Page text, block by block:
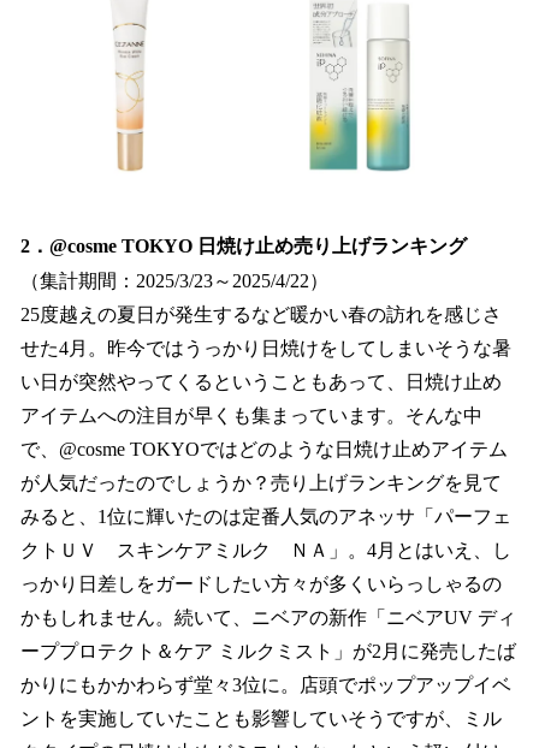
2．@cosme TOKYO 日焼け止め売り上げランキング
（集計期間：2025/3/23～2025/4/22）
25度越えの夏日が発生するなど暖かい春の訪れを感じさ
せた4月。昨今ではうっかり日焼けをしてしまいそうな暑
い日が突然やってくるということもあって、日焼け止め
アイテムへの注目が早くも集まっています。そんな中
で、@cosme TOKYOではどのような日焼け止めアイテム
が人気だったのでしょうか？売り上げランキングを見て
みると、1位に輝いたのは定番人気のアネッサ「パーフェ
クトＵＶ スキンケアミルク ＮＡ」。4月とはいえ、し
っかり日差しをガードしたい方々が多くいらっしゃるの
かもしれません。続いて、ニベアの新作「ニベアUV ディ
ーププロテクト＆ケア ミルクミスト」が2月に発売したば
かりにもかかわらず堂々3位に。店頭でポップアップイベ
ントを実施していたことも影響していそうですが、ミル